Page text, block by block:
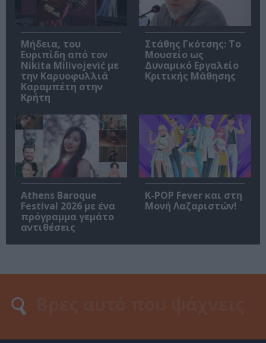
Μήδεια, του
Ευριπίδη από τον
Nikita Milivojević με
την Καρυοφυλλιά
Καραμπέτη στην
Κρήτη
Στάθης Γκότσης: Το
Μουσείο ως
Δυναμικό Εργαλείο
Κριτικής Μάθησης
Athens Baroque
Festival 2026 με ένα
πρόγραμμα γεμάτο
αντιθέσεις
K-POP Fever και στη
Μονή Λαζαριστών!